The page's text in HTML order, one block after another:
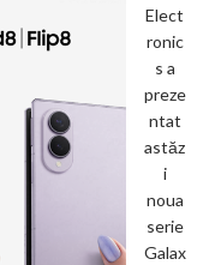
Elect
ronic
s a
preze
ntat
astăz
i
noua
serie
Galax